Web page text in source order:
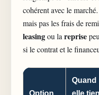
cohérent avec le
mais pas les frais de
leasingou la reprise
si le contrat et le
Option
Quand
elle